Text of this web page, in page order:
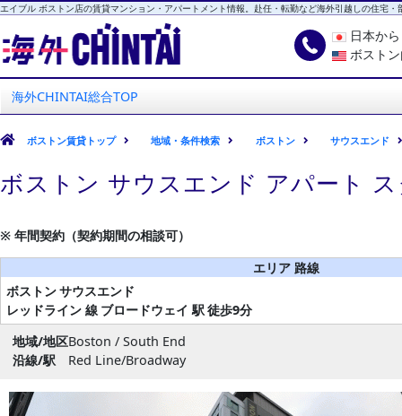
エイブル ボストン店の賃貸マンション・アパートメント情報。赴任・転勤など海外引越しの住宅・
海外CHINTAI
エイブル ボストン店
日本か
ボスト
海外CHINTAI総合TOP
ボストン賃貸トップ 地域・条件検索 ボストン サウスエンド
ボストン サウスエンド アパート
※ 年間契約（契約期間の相談可）
エリア 路線
ボストンサウスエンド
レッドライン 線 ブロードウェイ 駅徒歩9分
地域/地区Boston / South End
沿線/駅
Red Line/Broadway